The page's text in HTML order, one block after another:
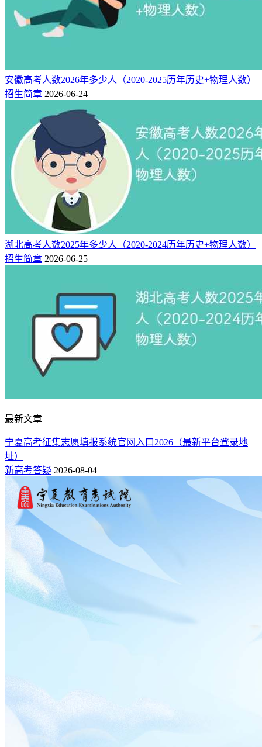
安徽高考人数2026年多少人（2020-2025历年历史+物理人数）
招生简章 2026-06-24
湖北高考人数2025年多少人（2020-2024历年历史+物理人数）
招生简章 2026-06-25
最新文章
宁夏高考征集志愿填报系统官网入口2026（最新平台登录地
址）
新高考答疑 2026-08-04